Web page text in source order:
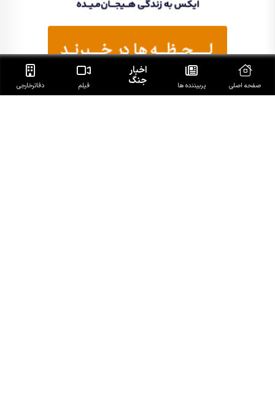
صفحه اصلی پربیننده ها
اخبار
جنگ فیلم دفاتر‌خارجی